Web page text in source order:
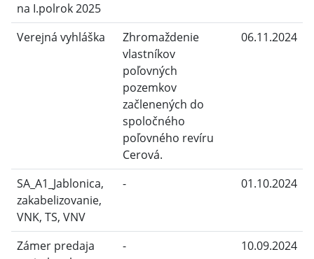
na I.polrok 2025
Verejná vyhláška
Zhromaždenie
vlastníkov
poľovných
pozemkov
začlenených do
spoločného
poľovného revíru
Cerová.
06.11.2024
SA_A1_Jablonica,
zakabelizovanie,
VNK, TS, VNV
- 01.10.2024
Zámer predaja
- 10.09.2024